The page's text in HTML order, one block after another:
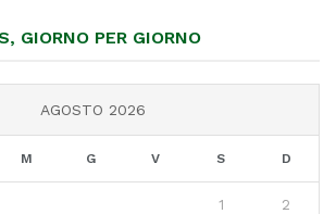
GIORNO PER GIORNO
AGOSTO 2026
M G V S D
1 2